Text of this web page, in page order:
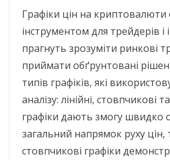
Графіки цін на
інструментом для трейдерів і
прагнуть зрозуміти ринкові
приймати обґрунтовані
типів графіків, які
аналізу: лінійні, стовпчикові
графіки дають змогу швидко
загальний напрямок руху цін,
стовпчикові графіки